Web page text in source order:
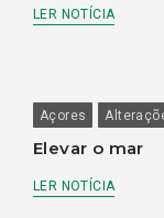
LER NOTÍCIA
Açores
Elevar o mar
LER NOTÍCIA